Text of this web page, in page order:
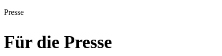
Presse
Für die Presse